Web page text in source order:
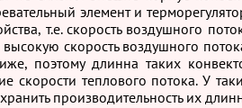
элемент и
т.е. скорость воздушного
скорость воздушного
поэтому длинна таких
теплового потока. У
производительность их